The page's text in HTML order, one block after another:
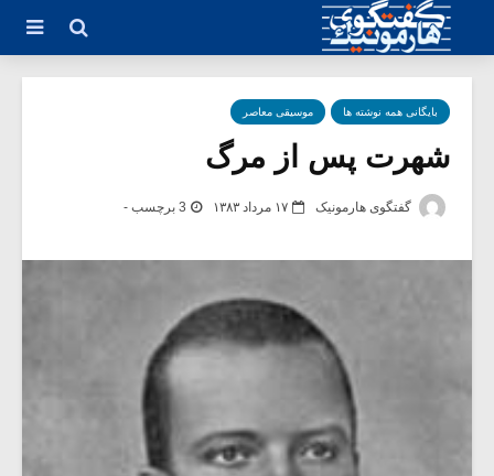
بایگانی همه نوشته ها موسیقی معاصر
شهرت پس از مرگ
گفتگوی هارمونیک ۱۷ مرداد ۱۳۸۳ 3 برچسب -